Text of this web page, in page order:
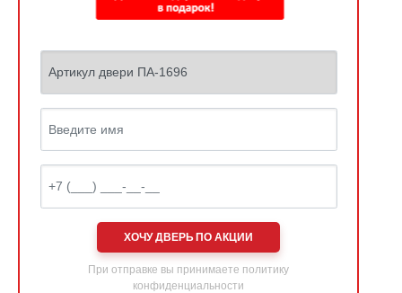
ХОЧУ ДВЕРЬ ПО АКЦИИ
При отправке вы принимаете политику
конфиденциальности